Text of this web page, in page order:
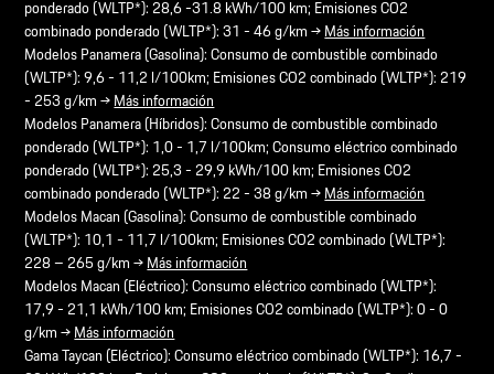
ponderado (WLTP*): 28,6 -31.8 kWh/100 km; Emisiones CO2
combinado ponderado (WLTP*): 31 - 46 g/km →Más información
Modelos Panamera (Gasolina): Consumo de combustible combinado
(WLTP*): 9,6 - 11,2 l/100km; Emisiones CO2 combinado (WLTP*): 219
- 253 g/km →Más información
Modelos Panamera (Híbridos): Consumo de combustible combinado
ponderado (WLTP*): 1,0 - 1,7 l/100km; Consumo eléctrico combinado
ponderado (WLTP*): 25,3 - 29,9 kWh/100 km; Emisiones CO2
combinado ponderado (WLTP*): 22 - 38 g/km →Más información
Modelos Macan (Gasolina): Consumo de combustible combinado
(WLTP*): 10,1 - 11,7 l/100km; Emisiones CO2 combinado (WLTP*):
228 – 265 g/km →Más información
Modelos Macan (Eléctrico): Consumo eléctrico combinado (WLTP*):
17,9 - 21,1 kWh/100 km; Emisiones CO2 combinado (WLTP*): 0 - 0
g/km →Más información
Gama Taycan (Eléctrico): Consumo eléctrico combinado (WLTP*): 16,7 -